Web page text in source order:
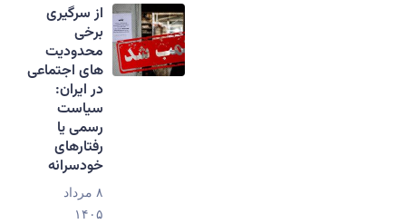
از سرگیری
برخی
محدودیت
های اجتماعی
در ایران:
سیاست
رسمی یا
رفتارهای
خودسرانه
۸ مرداد
۱۴۰۵